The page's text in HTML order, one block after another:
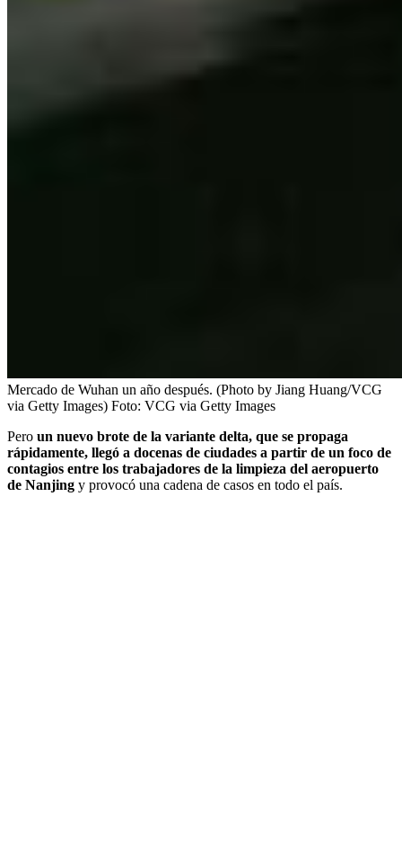
Mercado de Wuhan un año después. (Photo by Jiang Huang/VCG
via Getty Images) Foto: VCG via Getty Images
Pero un nuevo brote de la variante delta, que se propaga
rápidamente, llegó a docenas de ciudades a partir de un foco de
contagios entre los trabajadores de la limpieza del aeropuerto
de Nanjing y provocó una cadena de casos en todo el país.